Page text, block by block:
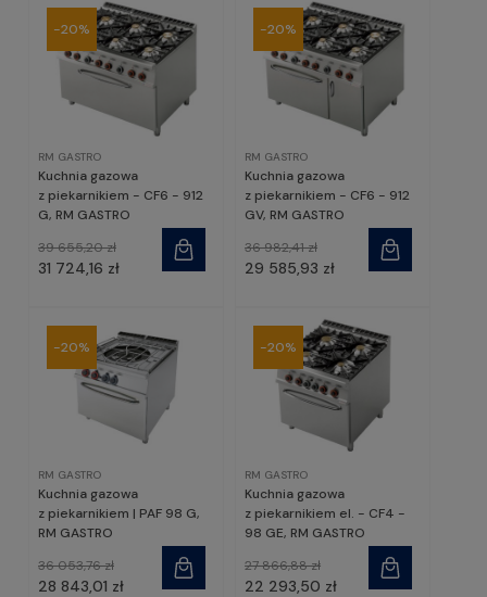
RM GASTRO
Kuchnia gazowa
z piekarnikiem - CF6 - 912
G, RM GASTRO
31 724,16 zł
39 655,20 zł
-20%
RM GASTRO
Kuchnia gazowa
z piekarnikiem - CF6 - 912
GV, RM GASTRO
29 585,93 zł
36 982,41 zł
-20%
RM GASTRO
Kuchnia gazowa
z piekarnikiem | PAF 98 G,
RM GASTRO
28 843,01 zł
36 053,76 zł
-20%
RM GASTRO
Kuchnia gazowa
z piekarnikiem el. - CF4 -
98 GE, RM GASTRO
22 293,50 zł
27 866,88 zł
-20%